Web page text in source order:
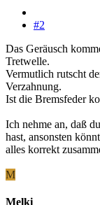
#2
Das Geräusch
Tretwelle.
Vermutlich rutscht
Verzahnung.
Ist die Bremsfeder
Ich nehme an, daß
hast, ansonsten
alles korrekt
M
Melki